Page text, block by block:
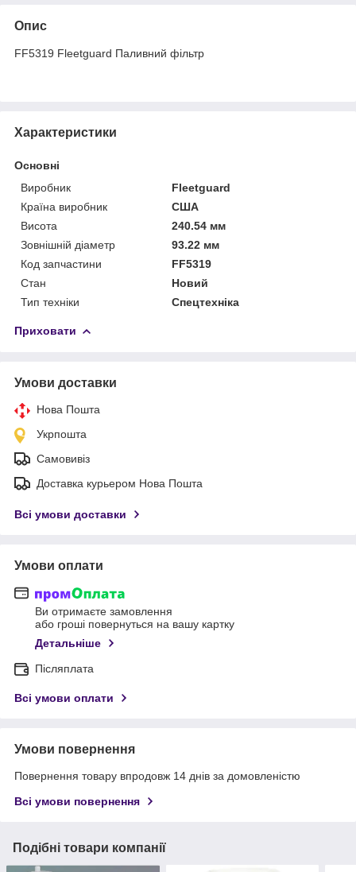
Опис
FF5319 Fleetguard Паливний фільтр
Характеристики
Основні
Виробник
Fleetguard
Країна виробник
США
Висота
240.54 мм
Зовнішній діаметр
93.22 мм
Код запчастини
FF5319
Стан
Новий
Тип техніки
Спецтехніка
Приховати
Умови доставки
Нова Пошта
Укрпошта
Самовивіз
Доставка курьером Нова Пошта
Всі умови доставки
Умови оплати
Ви отримаєте замовлення
або гроші повернуться на вашу картку
Детальніше
Післяплата
Всі умови оплати
Умови повернення
Повернення товару впродовж 14 днів за домовленістю
Всі умови повернення
Подібні товари компанії